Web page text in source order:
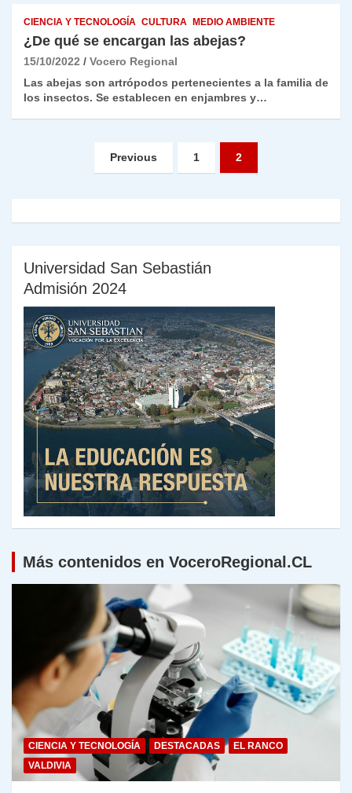
CIENCIA Y TECNOLOGÍA CULTURA MEDIO AMBIENTE
¿De qué se encargan las abejas?
15/10/2022
Vocero Regional
Las abejas son artrópodos pertenecientes a la familia de
los insectos. Se establecen en enjambres y…
Previous 1 2
Universidad San Sebastián
Admisión 2024
Más contenidos en VoceroRegional.CL
CIENCIA Y TECNOLOGÍA DESTACADAS
EL RANCO
VALDIVIA